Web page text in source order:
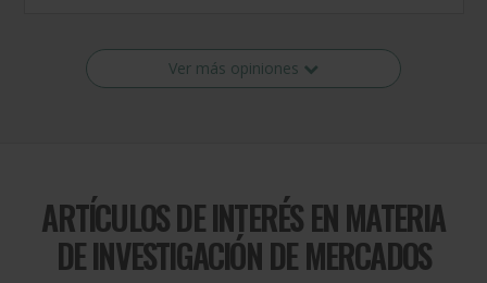
Ver más opiniones
ARTÍCULOS DE INTERÉS EN MATERIA
DEINVESTIGACIÓN DE MERCADOS